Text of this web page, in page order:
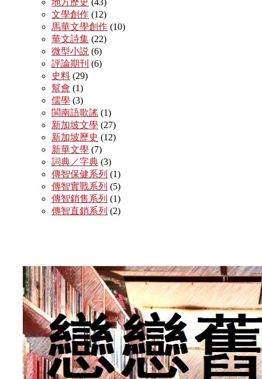
地方歷史 (43)
文學創作 (12)
馬華文學創作 (10)
華文詩集 (22)
微型小説 (6)
評論期刊 (6)
史料 (29)
幫會 (1)
儒學 (3)
閩南語歌謠 (1)
新加坡文學 (27)
新加坡歷史 (12)
新華文學 (7)
詞典／字典 (3)
傳智保健系列 (1)
傳智實戰系列 (5)
傳智銷售系列 (1)
傳智直銷系列 (2)